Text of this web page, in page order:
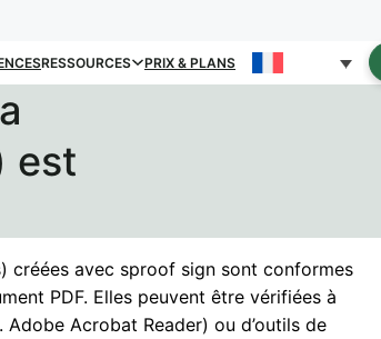
RESSOURCES PRIX & PLANS
est
créées avec sproof sign sont conformes
PDF. Elles peuvent être vérifiées à
Acrobat Reader) ou d’outils de